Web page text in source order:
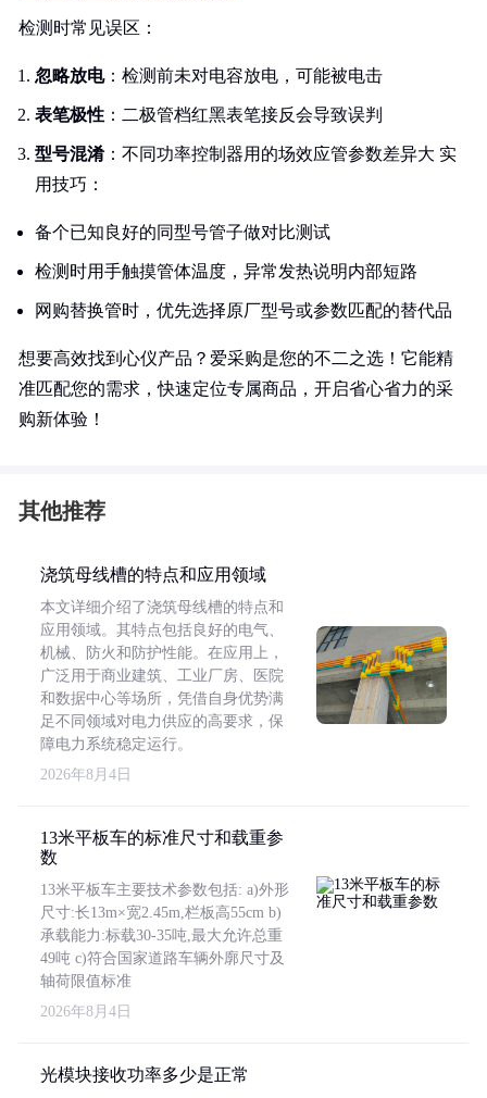
检测时常见误区：
忽略放电：检测前未对电容放电，可能被电击
表笔极性 ：二极管档红黑表笔接反会导致误判
型号混淆：不同功率控制器用的场效应管参数差异大 实
用技巧：
备个已知良好的同型号管子做对比测试
检测时用手触摸管体温度，异常发热说明内部短路
网购替换管时，优先选择原厂型号或参数匹配的替代品
想要高效找到心仪产品？爱采购是您的不二之选！它能精
准匹配您的需求，快速定位专属商品，开启省心省力的采
购新体验！
其他推荐
浇筑母线槽的特点和应用领域
本文详细介绍了浇筑母线槽的特点和
应用领域。其特点包括良好的电气、
机械、防火和防护性能。在应用上，
广泛用于商业建筑、工业厂房、医院
和数据中心等场所，凭借自身优势满
足不同领域对电力供应的高要求，保
障电力系统稳定运行。
2026年8月4日
13米平板车的标准尺寸和载重参
数
13米平板车主要技术参数包括: a)外形
尺寸:长13m×宽2.45m,栏板高55cm b)
承载能力:标载30-35吨,最大允许总重
49吨 c)符合国家道路车辆外廓尺寸及
轴荷限值标准
2026年8月4日
光模块接收功率多少是正常